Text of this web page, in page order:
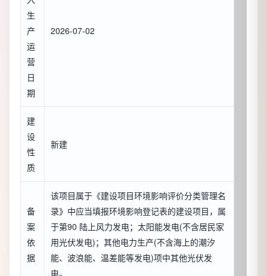
生
产
运
营
日
期
2026-07-02
建
设
性
质
新建
备
案
依
据
该项目属于《建设项目环境影响评价分类管理名
录》中应当填报环境影响登记表的建设项目，属
于第90 陆上风力发电；太阳能发电(不含居民家
用光伏发电)；其他电力生产(不含海上的潮汐
能、波浪能、温差能等发电)项中其他光伏发
电。